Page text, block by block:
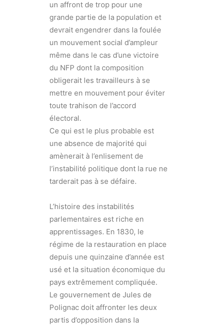
un affront de trop pour une
grande partie de la population et
devrait engendrer dans la foulée
un mouvement social d’ampleur
même dans le cas d’une victoire
du NFP dont la composition
obligerait les travailleurs à se
mettre en mouvement pour éviter
toute trahison de l’accord
électoral.
Ce qui est le plus probable est
une absence de majorité qui
amènerait à l’enlisement de
l’instabilité politique dont la rue ne
tarderait pas à se défaire.
L’histoire des instabilités
parlementaires est riche en
apprentissages. En 1830, le
régime de la restauration en place
depuis une quinzaine d’année est
usé et la situation économique du
pays extrêmement compliquée.
Le gouvernement de Jules de
Polignac doit affronter les deux
partis d’opposition dans la